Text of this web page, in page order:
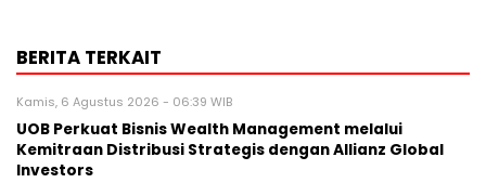
BERITA TERKAIT
Kamis, 6 Agustus 2026 - 06:39 WIB
UOB Perkuat Bisnis Wealth Management melalui
Kemitraan Distribusi Strategis dengan Allianz Global
Investors